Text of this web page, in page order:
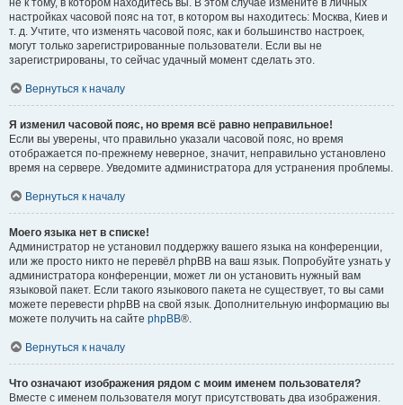
не к тому, в котором находитесь вы. В этом случае измените в личных
настройках часовой пояс на тот, в котором вы находитесь: Москва, Киев и
т. д. Учтите, что изменять часовой пояс, как и большинство настроек,
могут только зарегистрированные пользователи. Если вы не
зарегистрированы, то сейчас удачный момент сделать это.
Вернуться к началу
Я изменил часовой пояс, но время всё равно неправильное!
Если вы уверены, что правильно указали часовой пояс, но время
отображается по-прежнему неверное, значит, неправильно установлено
время на сервере. Уведомите администратора для устранения проблемы.
Вернуться к началу
Моего языка нет в списке!
Администратор не установил поддержку вашего языка на конференции,
или же просто никто не перевёл phpBB на ваш язык. Попробуйте узнать у
администратора конференции, может ли он установить нужный вам
языковой пакет. Если такого языкового пакета не существует, то вы сами
можете перевести phpBB на свой язык. Дополнительную информацию вы
можете получить на сайте phpBB®.
Вернуться к началу
Что означают изображения рядом с моим именем пользователя?
Вместе с именем пользователя могут присутствовать два изображения.